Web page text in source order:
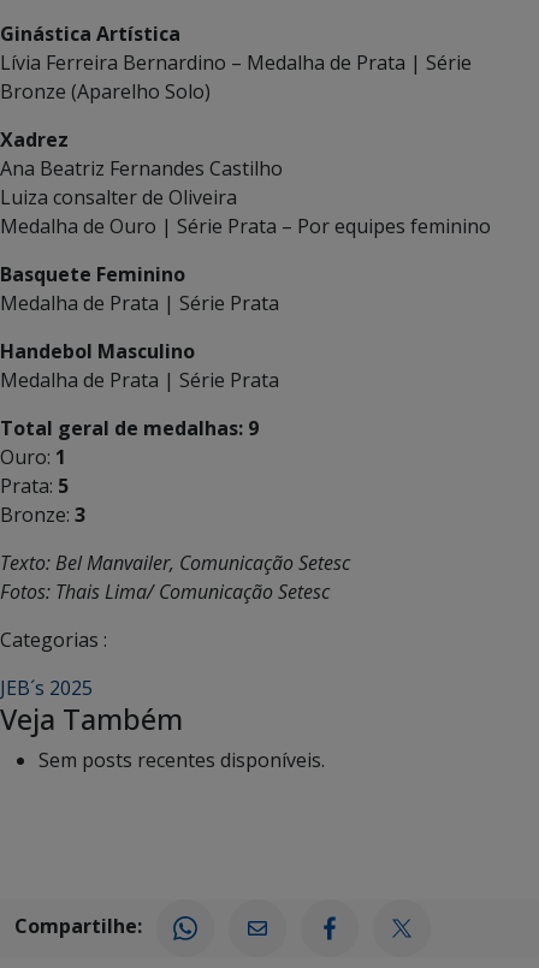
Ginástica Artística
Lívia Ferreira Bernardino – Medalha de Prata | Série
Bronze (Aparelho Solo)
Xadrez
Ana Beatriz Fernandes Castilho
Luiza consalter de Oliveira
Medalha de Ouro | Série Prata – Por equipes feminino
Basquete Feminino
Medalha de Prata | Série Prata
Handebol Masculino
Medalha de Prata | Série Prata
Total geral de medalhas: 9
Ouro: 1
Prata: 5
Bronze: 3
Texto: Bel Manvailer, Comunicação Setesc
Fotos: Thais Lima/ Comunicação Setesc
Categorias :
JEB´s 2025
Veja Também
Sem posts recentes disponíveis.
Compartilhe: